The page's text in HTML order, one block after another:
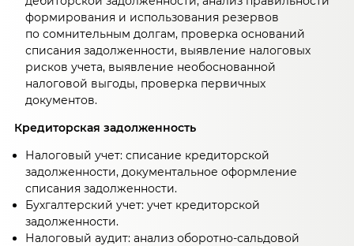
формирования и использования резервов
по сомнительным долгам, проверка оснований
списания задолженности, выявление налоговых
рисков учета, выявление необоснованной
налоговой выгоды, проверка первичных
документов.
Кредиторская задолженность
Налоговый учет: списание кредиторской
задолженности, документальное оформление
списания задолженности.
Бухгалтерский учет: учет кредиторской
задолженности.
Налоговый аудит: анализ оборотно-сальдовой